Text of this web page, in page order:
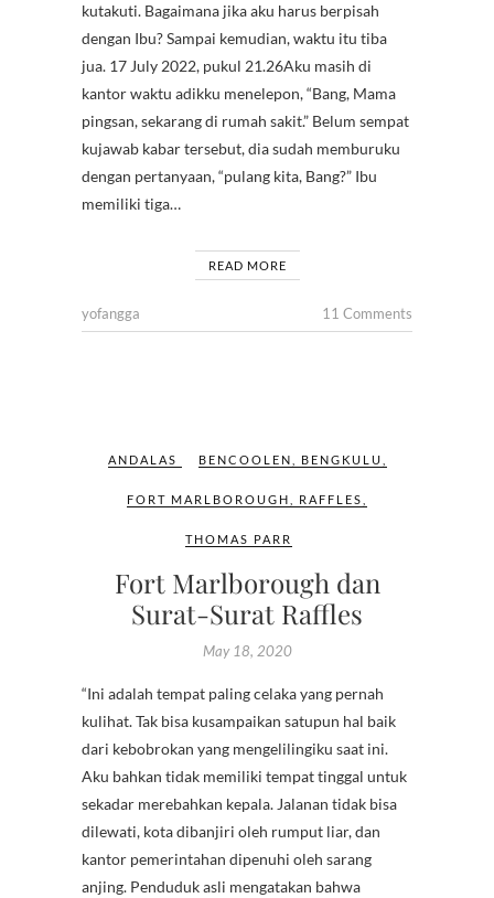
kutakuti. Bagaimana jika aku harus berpisah
dengan Ibu? Sampai kemudian, waktu itu tiba
jua. 17 July 2022, pukul 21.26Aku masih di
kantor waktu adikku menelepon, “Bang, Mama
pingsan, sekarang di rumah sakit.” Belum sempat
kujawab kabar tersebut, dia sudah memburuku
dengan pertanyaan, “pulang kita, Bang?” Ibu
memiliki tiga…
READ MORE
yofangga 11 Comments
ANDALAS BENCOOLEN BENGKULU
FORT MARLBOROUGH RAFFLES
THOMAS PARR
Fort Marlborough dan
Surat-Surat Raffles
May 18, 2020
“Ini adalah tempat paling celaka yang pernah
kulihat. Tak bisa kusampaikan satupun hal baik
dari kebobrokan yang mengelilingiku saat ini.
Aku bahkan tidak memiliki tempat tinggal untuk
sekadar merebahkan kepala. Jalanan tidak bisa
dilewati, kota dibanjiri oleh rumput liar, dan
kantor pemerintahan dipenuhi oleh sarang
anjing. Penduduk asli mengatakan bahwa